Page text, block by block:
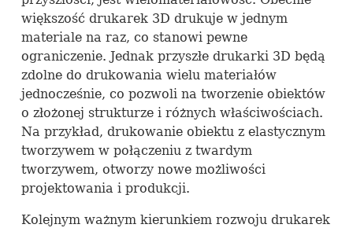
większość drukarek 3D drukuje w jednym
materiale na raz, co stanowi pewne
ograniczenie. Jednak przyszłe drukarki 3D będą
zdolne do drukowania wielu materiałów
jednocześnie, co pozwoli na tworzenie obiektów
o złożonej strukturze i różnych właściwościach.
Na przykład, drukowanie obiektu z elastycznym
tworzywem w połączeniu z twardym
tworzywem, otworzy nowe możliwości
projektowania i produkcji.
Kolejnym ważnym kierunkiem rozwoju drukarek